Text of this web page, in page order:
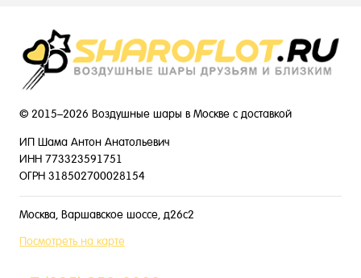
© 2015–2026 Воздушные шары в Москве с доставкой
ИП Шама Антон Анатольевич
ИНН 773323591751
ОГРН 318502700028154
Москва, Варшавское шоссе, д26с2
Посмотреть на карте